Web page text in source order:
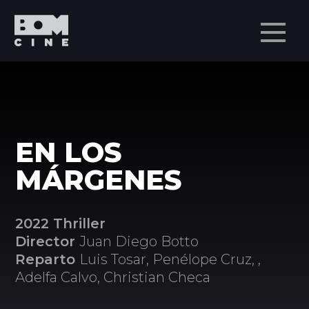
EN LOS
MÁRGENES
2022 Thriller
DirectorJuan Diego Botto
Reparto Luis Tosar, Penélope Cruz, ,
Adelfa Calvo, Christian Checa